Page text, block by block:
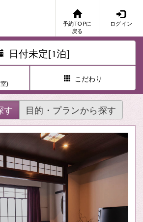
予約TOPに
戻る
ログイン
日付未定[1泊]
)
こだわり
す 目的・プランから探す